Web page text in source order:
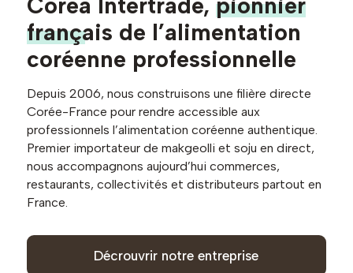
français de l’alimentation
coréenne professionnelle
Depuis 2006, nous construisons une filière directe
Corée-France pour rendre accessible aux
professionnels l’alimentation coréenne authentique.
Premier importateur de makgeolli et soju en direct,
nous accompagnons aujourd’hui commerces,
restaurants, collectivités et distributeurs partout en
France.
Décrouvrir notre entreprise